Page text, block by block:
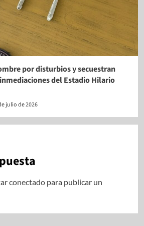
por disturbios y secuestran
del Estadio Hilario
julio de 2026
conectadopara publicar un